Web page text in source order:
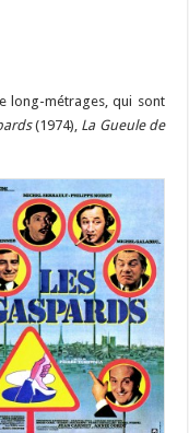
long-métrages, qui sont
(1974), La Gueule de